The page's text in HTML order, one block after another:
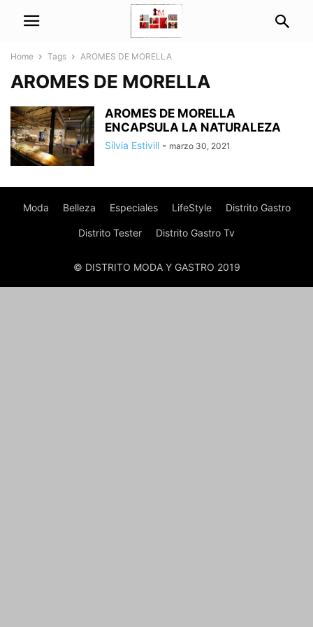
Home Tags AROMES DE MORELLA
AROMES DE MORELLA
AROMES DE MORELLA
ENCAPSULA LA NATURALEZA
Sílvia Estivill - marzo 30, 2021
Moda Belleza Especiales LifeStyle Distrito Gastro
Distrito Tester Distrito Gastro Tv
© DISTRITO MODA Y GASTRO 2019